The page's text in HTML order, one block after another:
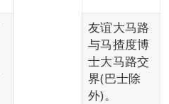
友谊大马路
与马揸度博
士大马路交
界(巴士除
外)。